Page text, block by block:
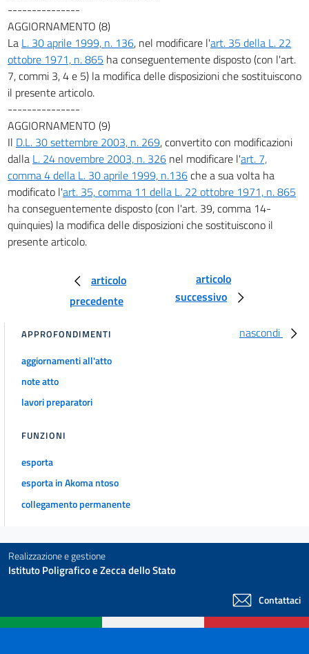
---------------
AGGIORNAMENTO (8)
La L. 30 aprile 1999, n. 136, nel modificare l'art. 35 della L. 22
ottobre 1971, n. 865 ha conseguentemente disposto (con l'art.
7, commi 3, 4 e 5) la modifica delle disposizioni che sostituiscono
il presente articolo.
---------------
AGGIORNAMENTO (9)
Il D.L. 30 settembre 2003, n. 269, convertito con modificazioni
dalla L. 24 novembre 2003, n. 326 nel modificare l'art. 7,
comma 4 della L. 30 aprile 1999, n.136che a sua volta ha
modificato l'art. 35, comma 11 della L. 22 ottobre 1971, n. 865
ha conseguentemente disposto (con l'art. 39, comma 14-
quinquies) la modifica delle disposizioni che sostituiscono il
presente articolo.
articolo
precedente
articolo
successivo
nascondi
APPROFONDIMENTI
aggiornamenti all'atto
note atto
lavori preparatori
FUNZIONI
esporta
esporta in Akoma ntoso
collegamento permanente
Realizzazione e gestione
Istituto Poligrafico e Zecca dello Stato
Contattaci